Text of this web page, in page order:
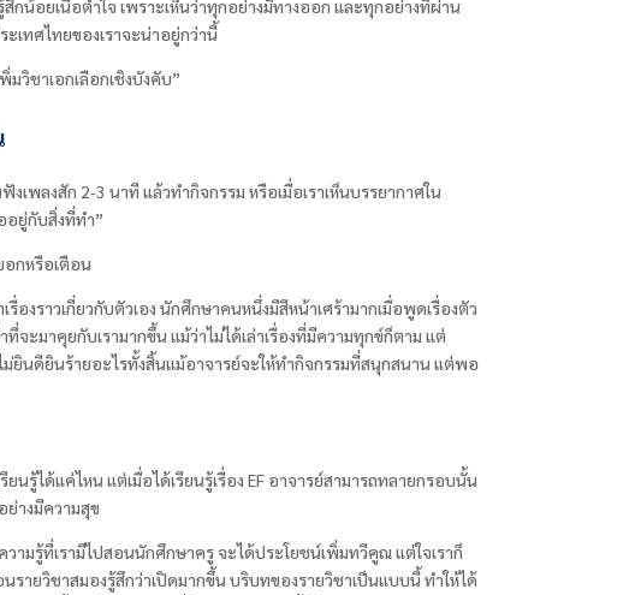
กน้อยเนื้อต่ำใจ เพราะเห็นว่าทุกอย่างมีทางออก และทุกอย่างที่ผ่าน
ะเทศไทยของเราจะน่าอยู่กว่านี้
วิชาเอกเลือกเชิงบังคับ”
ฟังเพลงสัก 2-3นาที แล้วทำกิจกรรม หรือเมื่อเราเห็นบรรยากาศใน
อยู่กับสิ่งที่ทำ”
อกหรือเตือน
งราวเกี่ยวกับตัวเอง นักศึกษาคนหนึ่งมีสีหน้าเศร้ามากเมื่อพูดเรื่องตัว
จะมาคุยกับเรามากขึ้น แม้ว่าไม่ได้เล่าเรื่องที่มีความทุกข์ก็ตาม แต่
นดียินร้ายอะไรทั้งสิ้นแม้อาจารย์จะให้ทำกิจกรรมที่สนุกสนาน แต่พอ
นรู้ได้แค่ไหน แต่เมื่อได้เรียนรู้เรื่อง EF อาจารย์สามารถทลายกรอบนั้น
ย่างมีความสุข
ามรู้ที่เรามีไปสอนนักศึกษาครู จะได้ประโยชน์เพิ่มทวีคูณ แต่ใจเราก็
ายวิชาสมองรู้สึกว่าเปิดมากขึ้น บริบทของรายวิชาเป็นแบบนี้ ทำให้ได้